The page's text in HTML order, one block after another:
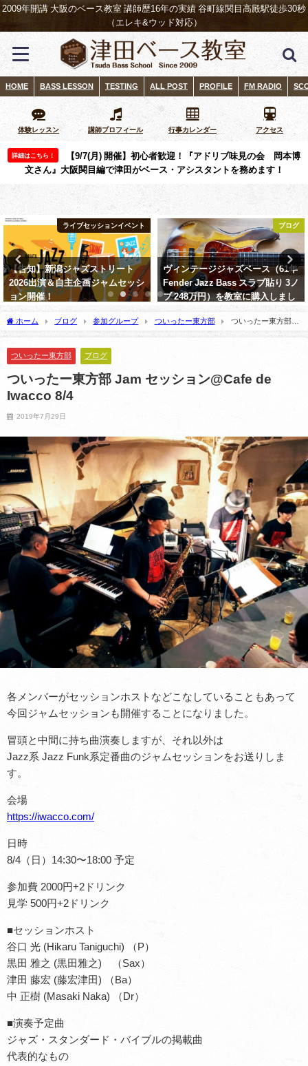
2009年開講 大阪のベース教室 講師歴16年の実績 谷町線関目高殿駅徒歩30秒
（エレキ&ウッド対応）
HOME BASS LESSON TESTING ALL POST PROFILE FM RADIO
体験レッスン 講師プロフィール 行事カレンダー アクセス
詳細はこちら！
【9/7(月) 開催】初心者歓迎！『アドリブ味見の会 岡本博
文さん』大阪関目編で津田がベース・アシスタントを務めます！
ライブセッションイベント
【告知】新潟ジャズストリート
2026出演＆自主企画ジャムセッシ
ョン開催！ ​
ブログ
ヴィンテージジャズベース（61年
Fender Jazz Bass スラブ貼り 3ノ
ブ 248万円）を教室に購入しまし
た。
ホーム ブログ 参加グループ ついったー東方部
ついったー東方部
Jam セッション@Cafe de Iwacco 8/4
ついったー東方部 ブログ
ついったー東方部 Jam セッション@Cafe de
Iwacco 8/4
2019年7月29日
各メンバーがセッションホストなどこなしていることもあって
今回ジャムセッションも開催することになりました。
冒頭と中間に持ち曲演奏しますが、それ以外は
Jazz系 Jazz Funk系定番曲のジャムセッションをお送りしま
す。
会場
https://iwacco.com/
日時
8/4（日）14:30〜18:00 予定
参加費 2000円+2ドリンク
見学 500円+2ドリンク
■セッションホスト
谷口 光 (Hikaru Taniguchi) （P）
黒田 雅之 (黒田雅之) （Sax）
津田 藤宏 (藤宏津田) （Ba）
中 正樹 (Masaki Naka) （Dr）
■演奏予定曲
ジャズ・スタンダード・バイブルの掲載曲
代表的なもの